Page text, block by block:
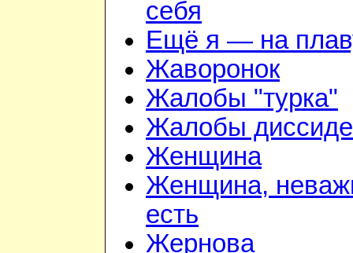
себя
Ещё я — на
Жаворонок
Жалобы "турка"
Жалобы
Женщина
Женщина,
есть
Жернова